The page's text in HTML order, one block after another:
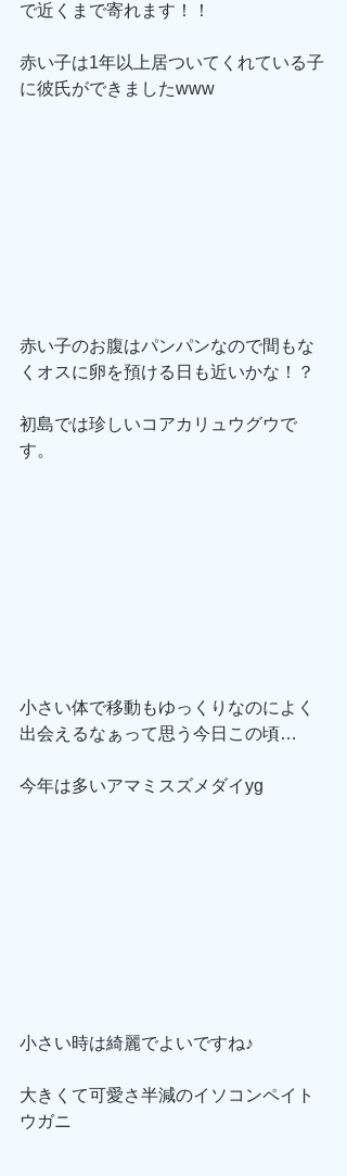
で近くまで寄れます！！
赤い子は1年以上居ついてくれている子
に彼氏ができましたwww
赤い子のお腹はパンパンなので間もな
くオスに卵を預ける日も近いかな！？
初島では珍しいコアカリュウグウで
す。
小さい体で移動もゆっくりなのによく
出会えるなぁって思う今日この頃…
今年は多いアマミスズメダイyg
小さい時は綺麗でよいですね♪
大きくて可愛さ半減のイソコンペイト
ウガニ